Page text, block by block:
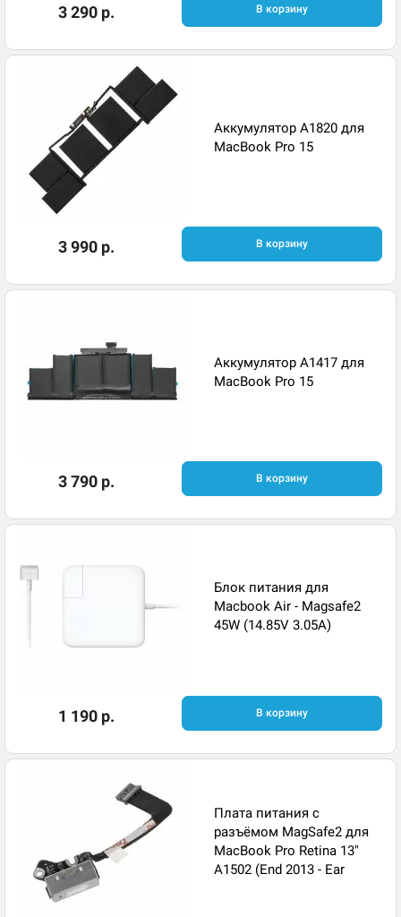
3 290 р. В корзину
Аккумулятор A1820 для
MacBook Pro 15
3 990 р. В корзину
Аккумулятор A1417 для
MacBook Pro 15
3 790 р. В корзину
Блок питания для
Macbook Air - Magsafe2
45W (14.85V 3.05A)
1 190 р. В корзину
Плата питания с
разъёмом MagSafe2 для
MacBook Pro Retina 13"
A1502 (End 2013 - Ear